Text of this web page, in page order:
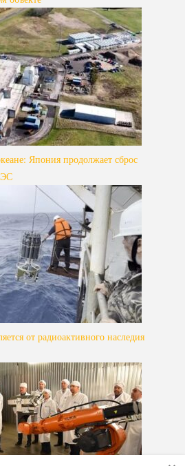
Япония продолжает сброс
от радиоактивного наследия